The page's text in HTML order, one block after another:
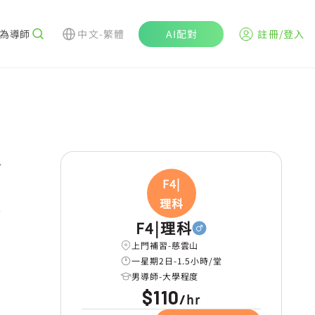
導師 中文-繁體 AI配對 註冊/登入
F4|
理科
F4|理科
上門補習-慈雲山
一星期2日-1.5小時/堂
男導師-大學程度
$110/hr